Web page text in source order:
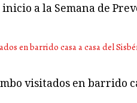
a la Semana de
visitados en barrido